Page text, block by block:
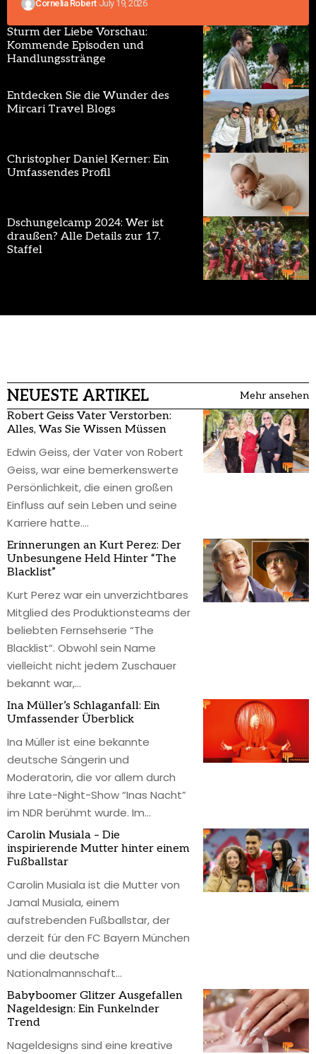
Cornelia Robert July 19, 2026
Sturm der Liebe Vorschau:
Kommende Episoden und
Handlungsstränge
Entdecken Sie die Wunder des
Mircari Travel Blogs
Christopher Daniel Kerner: Ein
Umfassendes Profil
Dschungelcamp 2024: Wer ist
draußen? Alle Details zur 17.
Staffel
NEUESTE ARTIKEL Mehr ansehen
Robert Geiss Vater Verstorben:
Alles, Was Sie Wissen Müssen
Edwin Geiss, der Vater von Robert
Geiss, war eine bemerkenswerte
Persönlichkeit, die einen großen
Einfluss auf sein Leben und seine
Karriere hatte.…
Erinnerungen an Kurt Perez: Der
Unbesungene Held Hinter “The
Blacklist”
Kurt Perez war ein unverzichtbares
Mitglied des Produktionsteams der
beliebten Fernsehserie “The
Blacklist“. Obwohl sein Name
vielleicht nicht jedem Zuschauer
bekannt war,…
Ina Müller’s Schlaganfall: Ein
Umfassender Überblick
Ina Müller ist eine bekannte
deutsche Sängerin und
Moderatorin, die vor allem durch
ihre Late-Night-Show “Inas Nacht”
im NDR berühmt wurde. Im…
Carolin Musiala – Die
inspirierende Mutter hinter einem
Fußballstar
Carolin Musiala ist die Mutter von
Jamal Musiala, einem
aufstrebenden Fußballstar, der
derzeit für den FC Bayern München
und die deutsche
Nationalmannschaft…
Babyboomer Glitzer Ausgefallen
Nageldesign: Ein Funkelnder
Trend
Nageldesigns sind eine kreative